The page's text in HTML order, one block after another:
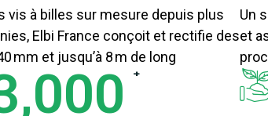
vis à billes sur mesure depuis plus
Elbi France conçoit et rectifie des
mm et jusqu’à 8 m de long
Un
et
+